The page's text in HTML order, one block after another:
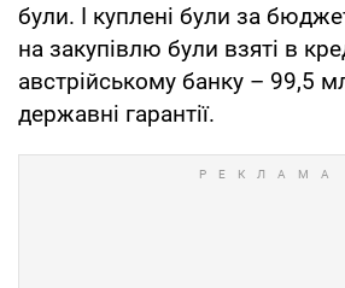
були. І куплені були за
на закупівлю були взяті в
австрійському банку – 99,5
державні гарантії.